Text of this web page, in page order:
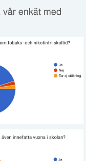
enkät med